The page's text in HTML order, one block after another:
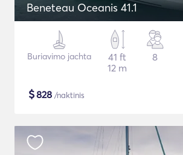
Beneteau Oceanis 41.1
Buriavimo jachta
41 ft
12 m
8
$828 /naktinis